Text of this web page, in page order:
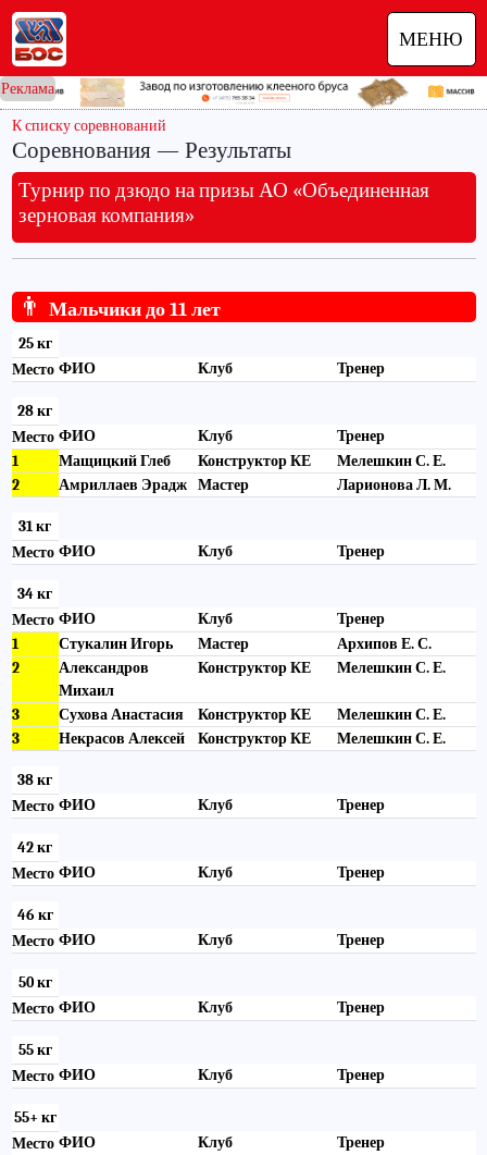
МЕНЮ
Реклама
К списку соревнований
Соревнования — Результаты
Турнир по дзюдо на призы АО «Объединенная
зерновая компания»
👨 Мальчики до 11 лет
25 кг
Место ФИО Клуб Тренер
28 кг
Место ФИО Клуб
Тренер
1
Мащицкий Глеб Конструктор КЕ
Мелешкин С. Е.
2
Амриллаев Эрадж Мастер Ларионова Л. М.
31 кг
Место ФИО Клуб Тренер
34 кг
Место ФИО Клуб
Тренер
1
Стукалин Игорь Мастер
Архипов Е. С.
2
Александров
Михаил
Конструктор КЕ Мелешкин С. Е.
3 Сухова Анастасия Конструктор КЕ
Мелешкин С. Е.
3
Некрасов Алексей Конструктор КЕ Мелешкин С. Е.
38 кг
Место ФИО Клуб Тренер
42 кг
Место ФИО Клуб Тренер
46 кг
Место ФИО Клуб Тренер
50 кг
Место ФИО Клуб Тренер
55 кг
Место ФИО Клуб Тренер
55+ кг
Место ФИО Клуб Тренер